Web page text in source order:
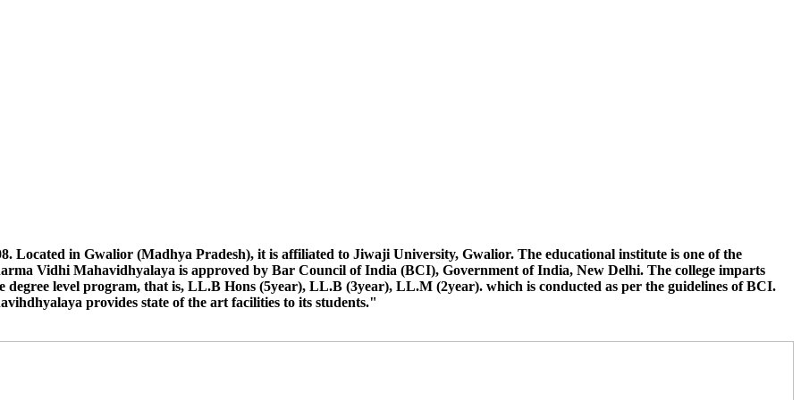
Ex ATKT Students Exam Dec. 2024
को जीवाजी विश्वविद्यालय के निर्देश अनुसार अवगत कराया जाता है कि जिन छात्रों द्वारा अपनी अंतिम वर्ष की परीक्षा जीवाजी विश्वविद्यालय से भिन्न किसी
उस विश्वविद्यालय निकलवा कर दिनाक 21/10/24 को कार्यालय में प्रस्तुत करना है जिससे उनके नामांकन संबंधी कार्यवाही की जा सके विलंब के लिए
कार्यालय में जमा करना है छात्रों के नाम निम्न अनुसार है- विकास दुबे, हरलीन कौर, जूनिया सक्सेना, हिमांशु शर्मा, आदित्य सिंह, वेद प्रकाश, रिया राय, हेमंत,
करने के सम्बन्ध में।
Located in Gwalior (Madhya Pradesh), it is affiliated to Jiwaji University, Gwalior. The educational institute is one of the
Vidhi Mahavidhyalaya is approved by Bar Council of India (BCI), Government of India, New Delhi. The college imparts
level program, that is, LL.B Hons (5year), LL.B (3year), LL.M (2year). which is conducted as per the guidelines of BCI.
provides state of the art facilities to its students."